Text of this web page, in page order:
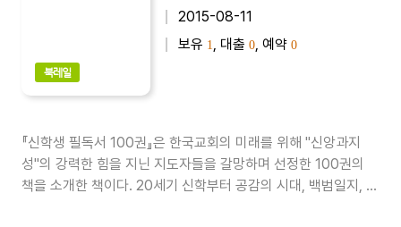
북레일
2015-08-11
보유 1 , 대출 0 , 예약 0
『신학생 필독서 100권』은 한국교회의 미래를 위해 ''신앙과지
성''의 강력한 힘을 지닌 지도자들을 갈망하며 선정한 100권의
책을 소개한 책이다. 20세기 신학부터 공감의 시대, 백범일지, 선